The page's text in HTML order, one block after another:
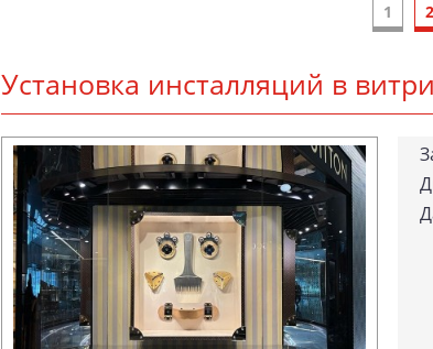
1 2
Ус­та­нов­ка инс­тал­ля­ций в